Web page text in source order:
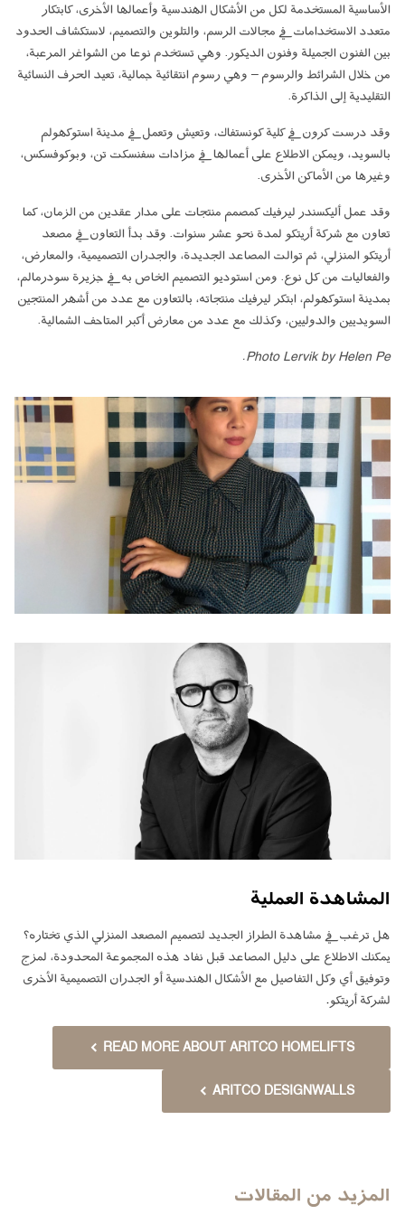
الأساسية المستخدمة لكل من الأشكال الهندسية وأعمالها الأخرى، كابتكار
متعدد الاستخدامات في مجالات الرسم، والتلوين والتصميم، لاستكشاف الحدود
بين الفنون الجميلة وفنون الديكور. وهي تستخدم نوعا من الشواغر المرعبة،
من خلال الشرائط والرسوم – وهي رسوم انتقائية جمالية، تعيد الحرف النسائية
التقليدية إلى الذاكرة.
وقد درست كرون في كلية كونستفاك، وتعيش وتعمل في مدينة استوكهولم
بالسويد، ويمكن الاطلاع على أعمالها في مزادات سفنسكت تن، وبوكوفسكس،
وغيرها من الأماكن الأخرى.
وقد عمل أليكسندر ليرفيك كمصمم منتجات على مدار عقدين من الزمان، كما
تعاون مع شركة أريتكو لمدة نحو عشر سنوات. وقد بدأ التعاون في مصعد
أريتكو المنزلي، ثم توالت المصاعد الجديدة، والجدران التصميمية، والمعارض،
والفعاليات من كل نوع. ومن استوديو التصميم الخاص به في جزيرة سودرمالم،
بمدينة استوكهولم، ابتكر ليرفيك منتجاته، بالتعاون مع عدد من أشهر المنتجين
السويديين والدوليين، وكذلك مع عدد من معارض أكبر المتاحف الشمالية.
Photo Lervik by Helen Pe.
المشاهدة العملية
هل ترغب في مشاهدة الطراز الجديد لتصميم المصعد المنزلي الذي تختاره؟
يمكنك الاطلاع على دليل المصاعد قبل نفاد هذه المجموعة المحدودة، لمزج
وتوفيق أي وكل التفاصيل مع الأشكال الهندسية أو الجدران التصميمية الأخرى
لشركة أريتكو.
READ MORE ABOUT ARITCO HOMELIFTS
ARITCO DESIGNWALLS
المزيد من المقالات